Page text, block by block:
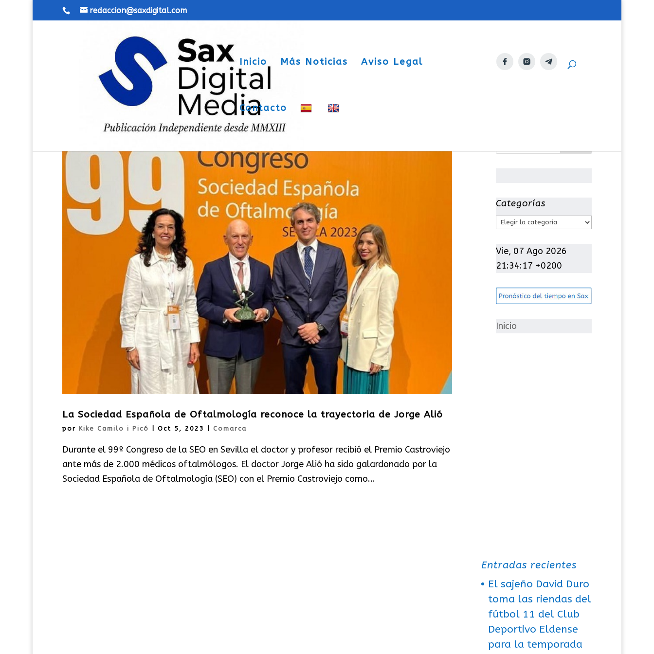
redaccion@saxdigital.com
Inicio Más Noticias Aviso Legal
Contacto
La Sociedad Española de Oftalmología reconoce la trayectoria de Jorge Alió
por Kike Camilo i Picó Oct 5, 2023 Comarca
Durante el 99º Congreso de la SEO en Sevilla el doctor y profesor recibió el Premio Castroviejo
ante más de 2.000 médicos oftalmólogos. El doctor Jorge Alió ha sido galardonado por la
Sociedad Española de Oftalmología (SEO) con el Premio Castroviejo como...
Categorías
C
t
e
o
í
Vie, 07 Ago 2026
21:34:18 +0200
Inicio
Entradas recientes
El sajeño David Duro
toma las riendas del
fútbol 11 del Club
Deportivo Eldense
para la temporada